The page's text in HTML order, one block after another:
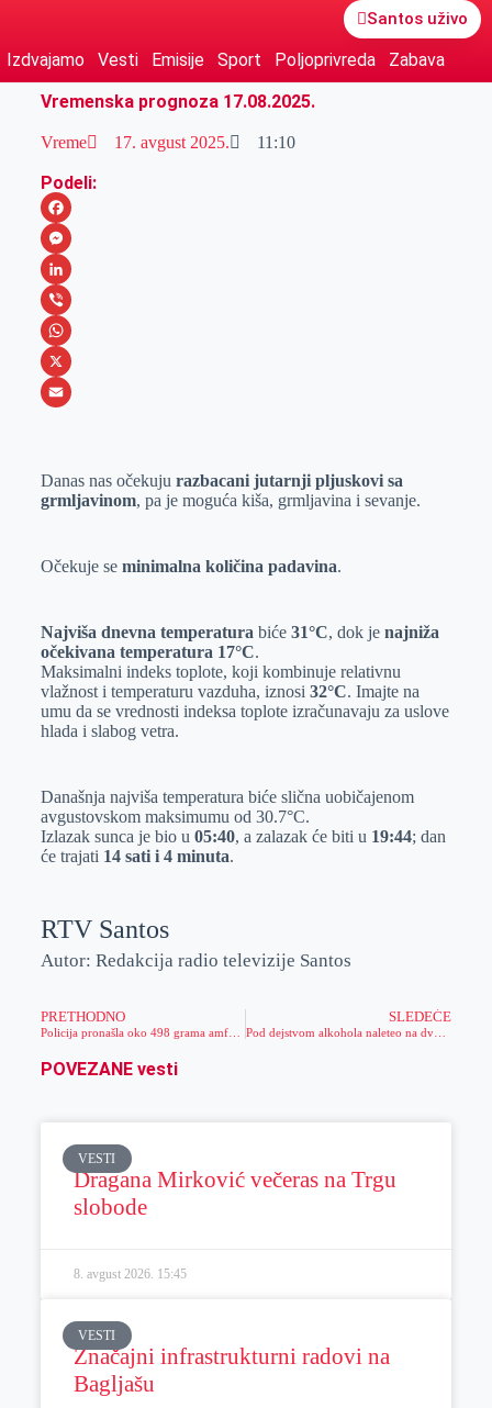
Santos uživo
Izdvajamo Vesti Emisije Sport Poljoprivreda
Zabava
Vremenska prognoza 17.08.2025.
Vreme 17. avgust 2025. 11:10
Podeli:
F
a
c
e
b
o
M
e
s
s
e
e
r
L
i
n
k
I
n
V
i
b
W
h
s
A
p
X
a
i
Danas nas očekuju razbacani jutarnji pljuskovi sa
grmljavinom, pa je moguća kiša, grmljavina i sevanje.
Očekuje se minimalna količina padavina.
Najviša dnevna temperatura biće 31°C, dok je najniža
očekivana temperatura 17°C.
Maksimalni indeks toplote, koji kombinuje relativnu
vlažnost i temperaturu vazduha, iznosi 32°C. Imajte na
umu da se vrednosti indeksa toplote izračunavaju za uslove
hlada i slabog vetra.
Današnja najviša temperatura biće slična uobičajenom
avgustovskom maksimumu od 30.7°C.
Izlazak sunca je bio u 05:40, a zalazak će biti u 19:44; dan
će trajati 14 sati i 4 minuta.
RTV Santos
Autor: Redakcija radio televizije Santos
PRETHODNO
Policija pronašla oko 498 grama amfetamina
SLEDEĆE
POVEZANE vesti
VESTI
Dragana Mirković večeras na Trgu
slobode
8. avgust 2026. 15:45
VESTI
Značajni infrastrukturni radovi na
Bagljašu